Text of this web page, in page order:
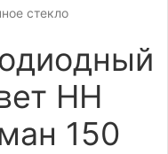
стекло
НН
150